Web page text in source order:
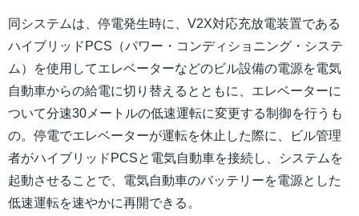
同システムは、停電発生時に、V2X対応充放電装置である
ハイブリッドPCS（パワー・コンディショニング・システ
ム）を使用してエレベーターなどのビル設備の電源を電気
自動車からの給電に切り替えるとともに、エレベーターに
ついて分速30メートルの低速運転に変更する制御を行うも
の。停電でエレベーターが運転を休止した際に、ビル管理
者がハイブリッドPCSと電気自動車を接続し、システムを
起動させることで、電気自動車のバッテリーを電源とした
低速運転を速やかに再開できる。